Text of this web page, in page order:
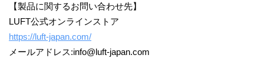
【製品に関するお問い合わせ先】
LUFT公式オンラインストア
https://luft-japan.com/
メールアドレス:info@luft-japan.com